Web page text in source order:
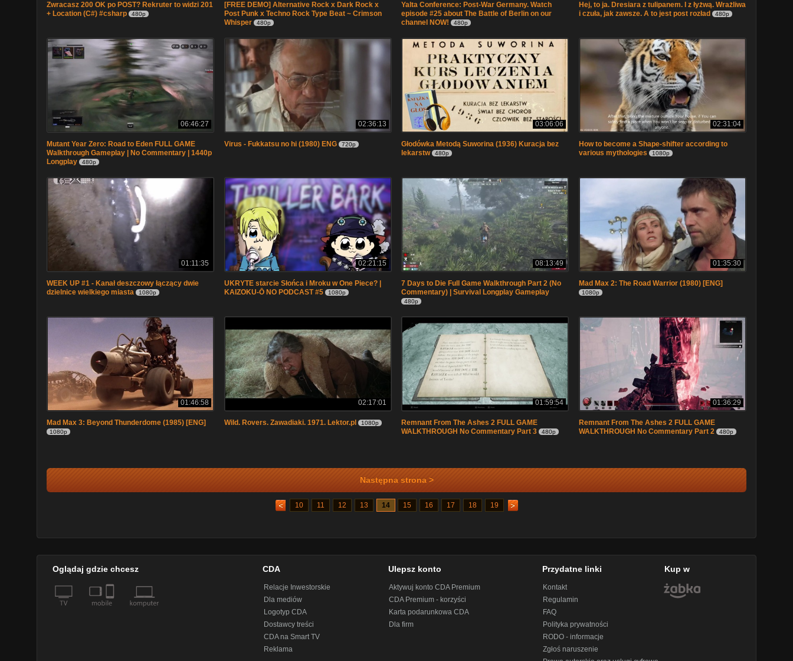
Zwracasz 200 OK po POST? Rekruter to widzi 201
+ Location (C#) #csharp
480p
[FREE DEMO] Alternative Rock x Dark Rock x
Post Punk x Techno Rock Type Beat ~ Crimson
Whisper
480p
Yalta Conference: Post-War Germany. Watch
episode #25 about The Battle of Berlin on our
channel NOW!
480p
Hej, to ja. Dresiara z tulipanem. I z łyżwą. Wrażliwa
i czuła, jak zawsze. A to jest post rozład
480p
06:46:27
Mutant Year Zero: Road to Eden FULL GAME
Walkthrough Gameplay | No Commentary | 1440p
Longplay
480p
02:36:13
Virus - Fukkatsu no hi (1980) ENG 720p
03:06:06
Głodówka Metodą Suworina (1936) Kuracja bez
lekarstw
480p
02:31:04
How to become a Shape-shifter according to
various mythologies
1080p
01:11:35
WEEK UP #1 - Kanał deszczowy łączący dwie
dzielnice wielkiego miasta
1080p
02:21:15
UKRYTE starcie Słońca i Mroku w One Piece? |
KAIZOKU-Ō NO PODCAST #5
1080p
08:13:49
7 Days to Die Full Game Walkthrough Part 2 (No
Commentary) | Survival Longplay Gameplay
480p
01:35:30
Mad Max 2: The Road Warrior (1980) [ENG]
1080p
01:46:58
Mad Max 3: Beyond Thunderdome (1985) [ENG]
1080p
02:17:01
Wild. Rovers. Zawadiaki. 1971. Lektor.pl 1080p
01:59:54
Remnant From The Ashes 2 FULL GAME
WALKTHROUGH No Commentary Part 3
480p
01:36:29
Remnant From The Ashes 2 FULL GAME
WALKTHROUGH No Commentary Part 2
480p
Następna strona >
10 11 12 13 14 15 16 17 18 19
Oglądaj gdzie chcesz CDA
Relacje Inwestorskie
Dla mediów
Logotyp CDA
Dostawcy treści
CDA na Smart TV
Reklama
Ulepsz konto
Aktywuj konto CDA Premium
CDA Premium - korzyści
Karta podarunkowa CDA
Dla firm
Przydatne linki
Kontakt
Regulamin
FAQ
Polityka prywatności
RODO - informacje
Zgłoś naruszenie
Kup w